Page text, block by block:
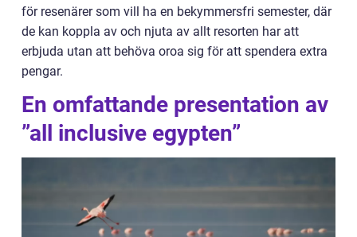
för resenärer som vill ha en bekymmersfri semester, där
de kan koppla av och njuta av allt resorten har att
erbjuda utan att behöva oroa sig för att spendera extra
pengar.
En omfattande presentation av
”all inclusive egypten”